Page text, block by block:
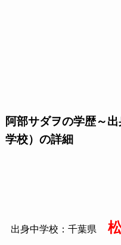
阿部サダヲの学歴～
学校）の詳細
出身中学校：千葉県